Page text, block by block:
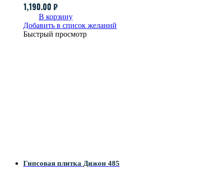
1,190.00 ₽
В корзину
Добавить в список желаний
Быстрый просмотр
Гипсовая плитка Дижон 485